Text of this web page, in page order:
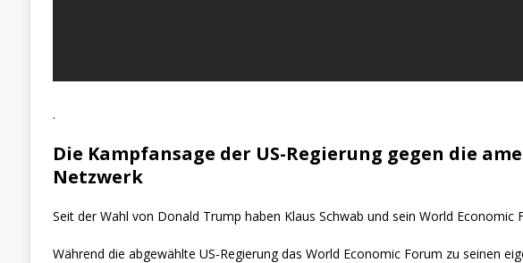
.
Die Kampfansage der US-Regierung gegen die
Netzwerk
Seit der Wahl von Donald Trump haben Klaus Schwab und sein World Economic
Während die abgewählte US-Regierung das World Economic Forum zu seinen